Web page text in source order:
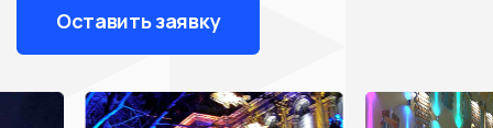
Оставить заявку